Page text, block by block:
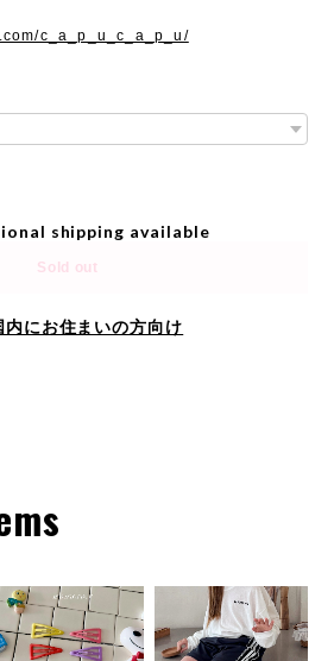
c_a_p_u_c_a_p_u/
shipping available
Sold out
内にお住まいの方向け